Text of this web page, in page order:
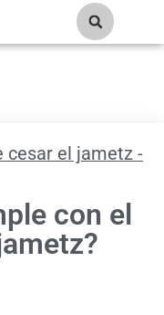
cesar el jametz -
con el